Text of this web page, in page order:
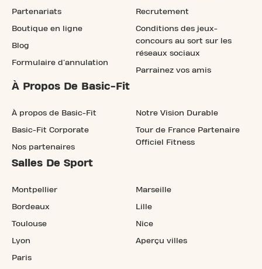
Partenariats
Boutique en ligne
Blog
Formulaire d'annulation
Recrutement
Conditions des jeux-
concours au sort sur les
réseaux sociaux
Parrainez vos amis
À Propos De Basic-Fit
À propos de Basic-Fit
Basic-Fit Corporate
Nos partenaires
Notre Vision Durable
Tour de France Partenaire
Officiel Fitness
Salles De Sport
Montpellier
Bordeaux
Toulouse
Lyon
Paris
Marseille
Lille
Nice
Aperçu villes